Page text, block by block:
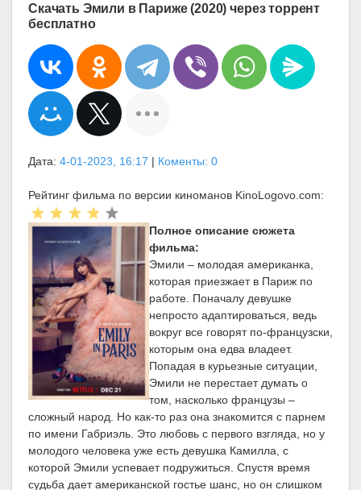
Скачать Эмили в Париже (2020) через торрент
бесплатно
Дата: 4-01-2023, 16:17 | Коменты: 0
Рейтинг фильма по версии киноманов KinoLogovo.com:
Полное описание сюжета
фильма:
Эмили – молодая американка,
которая приезжает в Париж по
работе. Поначалу девушке
непросто адаптироваться, ведь
вокруг все говорят по-французски,
которым она едва владеет.
Попадая в курьезные ситуации,
Эмили не перестает думать о
том, насколько французы –
сложный народ. Но как-то раз она знакомится с парнем
по имени Габриэль. Это любовь с первого взгляда, но у
молодого человека уже есть девушка Камилла, с
которой Эмили успевает подружиться. Спустя время
судьба дает американской гостье шанс, но он слишком